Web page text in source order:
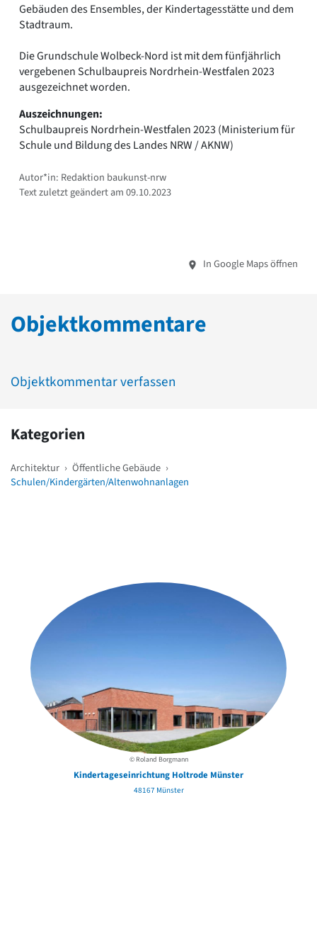
Gebäuden des Ensembles, der Kindertagesstätte und dem
Stadtraum.
Die Grundschule Wolbeck-Nord ist mit dem fünfjährlich
vergebenen Schulbaupreis Nordrhein-Westfalen 2023
ausgezeichnet worden.
Auszeichnungen:
Schulbaupreis Nordrhein-Westfalen 2023 (Ministerium für
Schule und Bildung des Landes NRW / AKNW)
Autor*in: Redaktion baukunst-nrw
Text zuletzt geändert am 09.10.2023
In Google Maps öffnen
Objektkommentare
Objektkommentar verfassen
Kategorien
Architektur › Öffentliche Gebäude ›
Schulen/Kindergärten/Altenwohnanlagen
© Roland Borgmann
Kindertageseinrichtung Holtrode Münster
48167 Münster